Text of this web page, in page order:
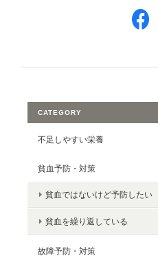
CATEGORY
不足しやすい栄養
貧血予防・対策
貧血ではないけど予防したい
貧血を繰り返している
故障予防・対策